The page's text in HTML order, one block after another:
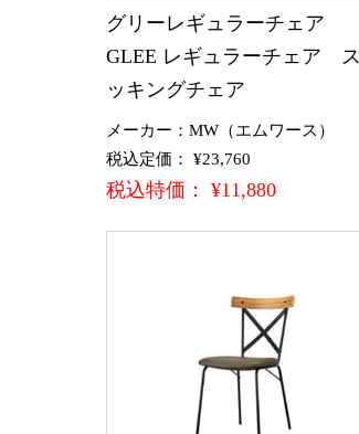
グリーレギュラーチェア
GLEE レギュラーチェア
ッキングチェア
メーカー：MW（エムワース）
税込定価： ¥23,760
税込特価： ¥11,880